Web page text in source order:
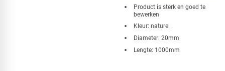
Product is sterk en goed te
bewerken
Kleur: naturel
Diameter: 20mm
Lengte: 1000mm